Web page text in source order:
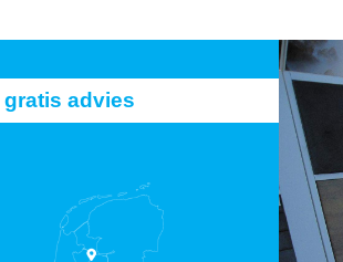
advies